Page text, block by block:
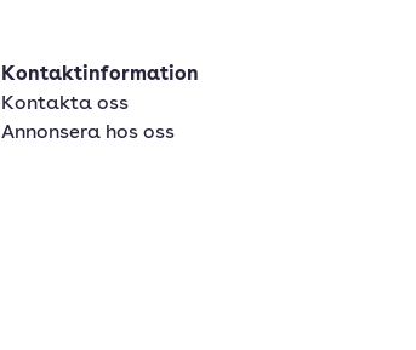
Kontaktinformation
Kontakta oss
Annonsera hos oss